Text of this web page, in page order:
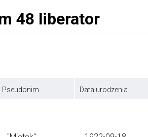
Pseudonim Data urodzenia